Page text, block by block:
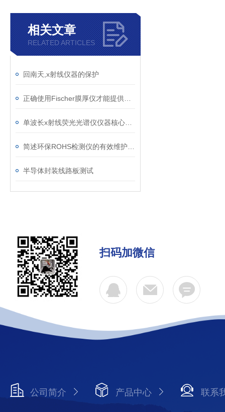
相关文章
RELATED ARTICLES
回南天,x射线仪器的保护
半导体封装线路板测试
扫码加微信
公司简介 产品中心 联系